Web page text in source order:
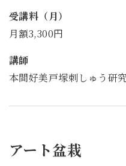
受講料（月）
月額3,300円
講師
本間好美戸塚刺しゅう研
アート盆栽